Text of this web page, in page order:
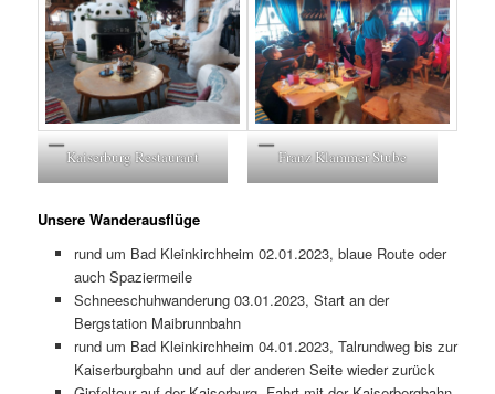
Kaiserburg Restaurant Franz Klammer Stube
Unsere Wanderausflüge
rund um Bad Kleinkirchheim 02.01.2023, blaue Route oder
auch Spaziermeile
Schneeschuhwanderung 03.01.2023, Start an der
Bergstation Maibrunnbahn
rund um Bad Kleinkirchheim 04.01.2023, Talrundweg bis zur
Kaiserburgbahn und auf der anderen Seite wieder zurück